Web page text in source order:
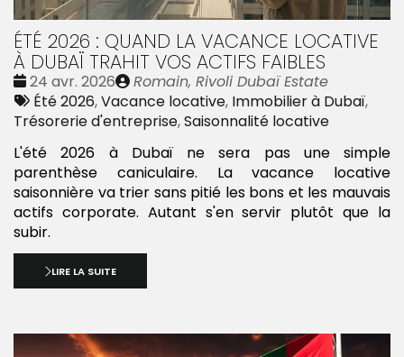
ÉTÉ 2026 : QUAND LA VACANCE LOCATIVE
À DUBAÏ TRAHIT VOS ACTIFS FAIBLES
Date
:
24 avr. 2026
Publié
par
Romain, Rivoli Dubaï Estate
Tags
:
Été 2026,Vacance locative, Immobilier à Dubaï,
Trésorerie d'entreprise,Saisonnalité locative
L'été 2026 à Dubaï ne sera pas une simple
parenthèse caniculaire. La vacance locative
saisonnière va trier sans pitié les bons et les mauvais
actifs corporate. Autant s'en servir plutôt que la
subir.
LIRE LA SUITE